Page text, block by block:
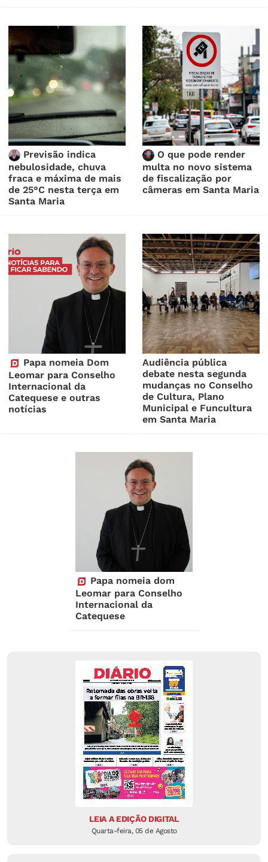
Previsão indica
nebulosidade, chuva
fraca e máxima de mais
de 25°C nesta terça em
Santa Maria
O que pode render
multa no novo sistema
de fiscalização por
câmeras em Santa Maria
Papa nomeia Dom
Leomar para Conselho
Internacional da
Catequese e outras
notícias
Audiência pública
debate nesta segunda
mudanças no Conselho
de Cultura, Plano
Municipal e Funcultura
em Santa Maria
Papa nomeia dom
Leomar para Conselho
Internacional da
Catequese
LEIA A EDIÇÃO DIGITAL
Quarta-feira, 05 de Agosto